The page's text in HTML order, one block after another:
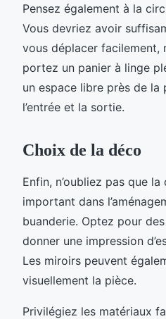
Pensez également à la
Vous devriez avoir
vous déplacer facilement,
portez un panier à linge
un espace libre près de
l’entrée et la sortie.
Choix de la déco
Enfin, n’oubliez pas que
important dans
buanderie. Optez pour
donner une impression
Les miroirs peuvent
visuellement la pièce.
Privilégiez les matériaux